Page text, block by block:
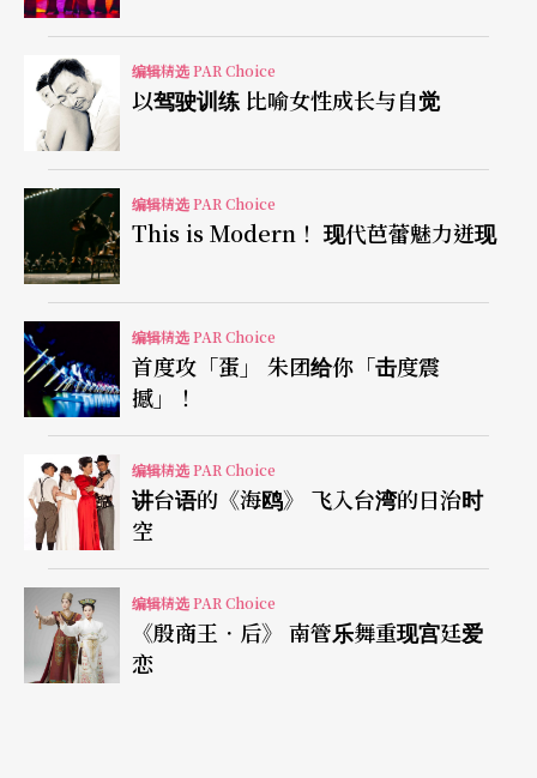
况。」如今台湾小剧场如今多强调表达形式的艺术
性，北京则普遍重视作品的社会性。邵泽辉也表
示：「无论哪种，小剧场的精神都是一种『对
抗』。在历史、政治与意识形态之外，两岸剧场人
若能秉持对文化的尊重与热爱，求同存异，就能将
剧场艺术持续推进下去。」
编辑精选 PAR Choice
以驾驶训练 比喻女性成长与自觉
编辑精选 PAR Choice
This is Modern！ 现代芭蕾魅力迸现
编辑精选 PAR Choice
首度攻「蛋」 朱团给你「击度震
撼」！
编辑精选 PAR Choice
讲台语的《海鸥》 飞入台湾的日治时
空
编辑精选 PAR Choice
《殷商王．后》 南管乐舞重现宫廷爱
恋